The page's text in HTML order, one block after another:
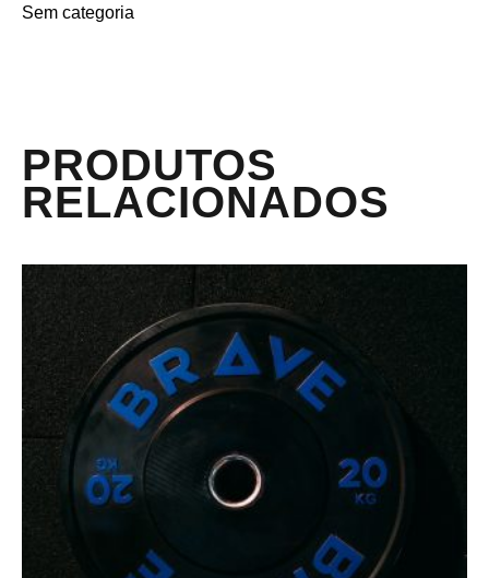
Sem categoria
PRODUTOS
RELACIONADOS